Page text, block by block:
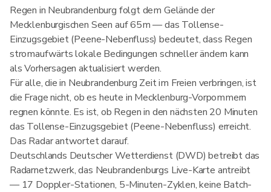
Regen in Neubrandenburg folgt dem Gelände der
Mecklenburgischen Seen auf 65m — das Tollense-
Einzugsgebiet (Peene-Nebenfluss) bedeutet, dass Regen
stromaufwärts lokale Bedingungen schneller ändern kann
als Vorhersagen aktualisiert werden.
Für alle, die in Neubrandenburg Zeit im Freien verbringen, ist
die Frage nicht, ob es heute in Mecklenburg-Vorpommern
regnen könnte. Es ist, ob Regen in den nächsten 20 Minuten
das Tollense-Einzugsgebiet (Peene-Nebenfluss) erreicht.
Das Radar antwortet darauf.
Deutschlands Deutscher Wetterdienst (DWD) betreibt das
Radarnetzwerk, das Neubrandenburgs Live-Karte antreibt
— 17 Doppler-Stationen, 5-Minuten-Zyklen, keine Batch-